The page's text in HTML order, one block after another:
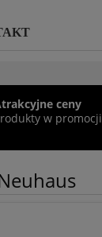
ceny
w promocji